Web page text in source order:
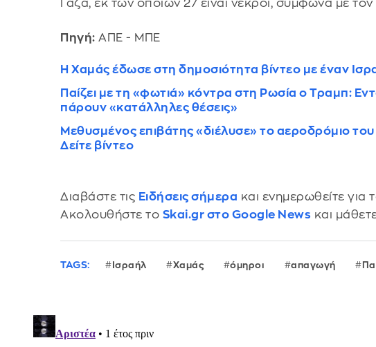
Γάζα, εκ των οποίων 27 είναι νεκροί, σύμφωνα με
Πηγή: ΑΠΕ - ΜΠΕ
Η Χαμάς έδωσε στη δημοσιότητα βίντεο με έναν
Παίζει με τη «φωτιά» κόντρα στη Ρωσία ο Τραμπ:
πάρουν «κατάλληλες θέσεις»
Μεθυσμένος επιβάτης «διέλυσε» το αεροδρόμιο
Δείτε βίντεο
Διαβάστε τις Ειδήσεις σήμερα και ενημερωθείτε
Ακολουθήστε το Skai.gr στο Google News και
TAGS: Ισραήλ Χαμάς όμηροι απαγωγή